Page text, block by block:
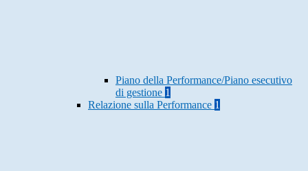
Piano della Performance/Piano esecutivo
di gestione 1
Relazione sulla Performance 1